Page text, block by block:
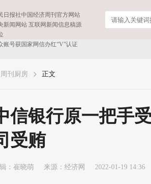
日报社中国经济周刊官方网站
新闻网站 互联网新闻信息稿源
账号获国家网信办红“V”认证
周刊厨房 正文
信银行原一把手
受贿
：崔晓萌 来源： 经济网 2022-01-19 14:36